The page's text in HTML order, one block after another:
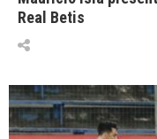
Real Betis